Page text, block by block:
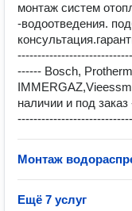
монтаж систем
-водоотведения.
------ Bosch,
наличии и под
Монтаж
Ещё 7 услуг